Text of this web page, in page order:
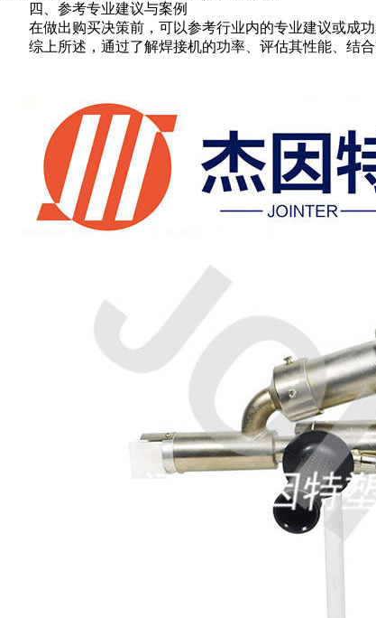
四、参考专业建议与案例
在做出购买决策前，可以参考行业内的专业建议或成功
综上所述，通过了解焊接机的功率、评估其性能、结合